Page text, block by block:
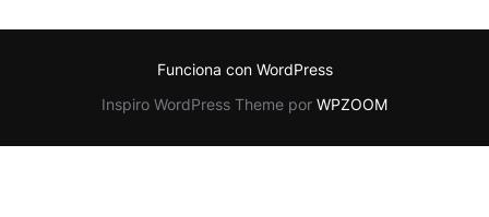
Funciona con WordPress
Inspiro WordPress Theme por WPZOOM